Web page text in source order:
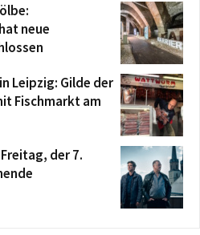
neue
Leipzig: Gilde der
Fischmarkt am
der 7.